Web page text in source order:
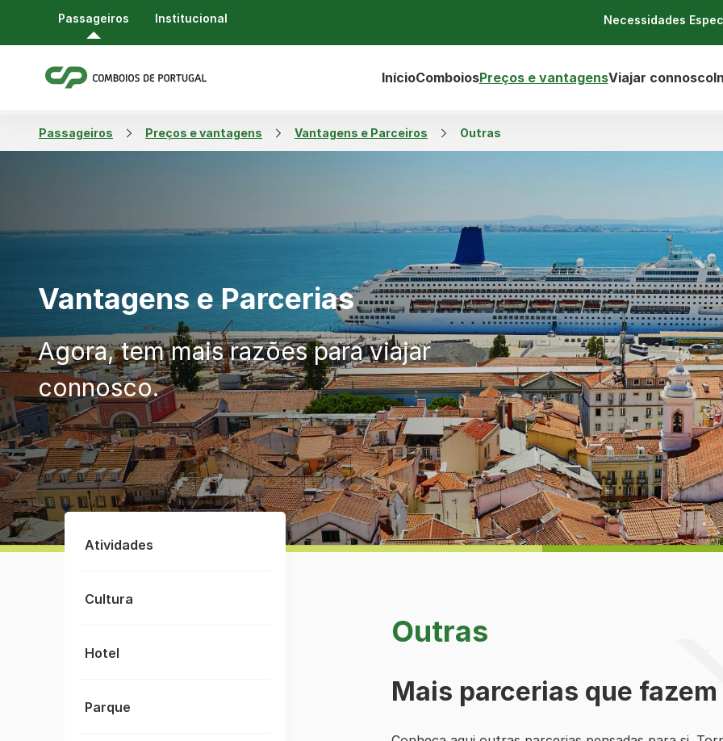
Institucional
Passageiros Necessidades
InícioComboiosPreços e vantagensViajar connosco
Passageiros Preços e vantagens Vantagens e Parceiros Outras
Vantagens e Parcerias
Agora, tem mais razões para viajar
connosco.
Atividades
Cultura
Hotel
Parque
Outras
Mais parcerias que